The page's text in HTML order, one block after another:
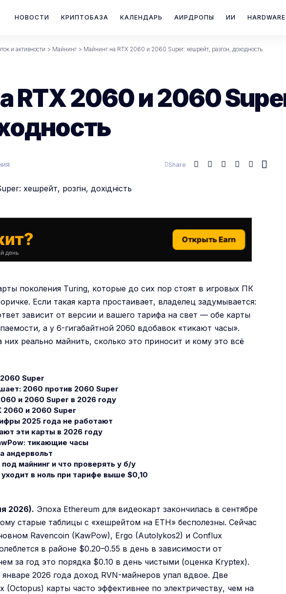
НОВОСТИ КРИПТОБАЗА КАЛЕНДАРЬ АИРДРОПЫ ИИ HARDWARE
и активности > Майнинг > Майнинг на RTX 2060 и 2060 Super: хешрейт, разгон, доходность
RTX 2060 и 2060
Share
день
Открыть Earn
поколения Turing, которые до сих пор стоят в игровых ПК
Если такая карта простаивает, владелец задумывается:
зависит от версии и вашего тарифа на свет — обе карты
а у 6-гигабайтной 2060 вдобавок «тикают часы».
реально майнить, сколько это приносит и кому это всё
Super
2060 против 2060 Super
и 2060 Super в 2026 году
2060 и 2060 Super
2025 года не работают
эти карты в 2026 году
тикающие часы
андервольт
майнинг и что проверять у б/у
в ноль при тарифе выше $0,10
2026). Эпоха Ethereum для видеокарт закончилась в сентябре
старые таблицы с «хешрейтом на ETH» бесполезны. Сейчас
Ravencoin (KawPow), Ergo (Autolykos2) и Conflux
в районе $0.20–0.55 в день в зависимости от
за год это порядка $0.10 в день чистыми (оценка Kryptex).
январе 2026 года доход RVN-майнеров упал вдвое. Две
(Octopus) карты часто эффективнее по электричеству, чем на